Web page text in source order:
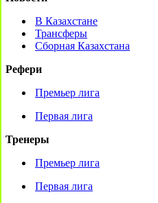
В Казахстане
Трансферы
Сборная Казахстана
Рефери
Премьер лига
Первая лига
Тренеры
Премьер лига
Первая лига